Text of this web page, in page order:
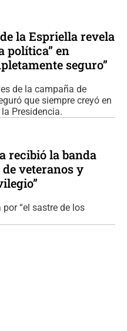
la Espriella revela
política” en
seguro”
de la campaña de
que siempre creyó en
Presidencia.
recibió la banda
veteranos y
“el sastre de los